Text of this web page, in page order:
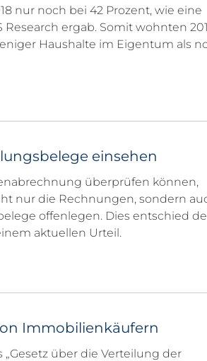
nur noch bei 42 Prozent, wie eine
Research ergab. Somit wohnten
Haushalte im Eigentum als
einsehen
überprüfen können,
nur die Rechnungen, sondern
offenlegen. Dies entschied
aktuellen Urteil.
Immobilienkäufern
„Gesetz über die Verteilung der